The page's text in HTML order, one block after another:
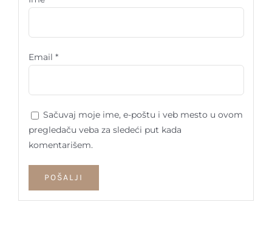
Email *
Sačuvaj moje ime, e-poštu i veb mesto u ovom
pregledaču veba za sledeći put kada
komentarišem.